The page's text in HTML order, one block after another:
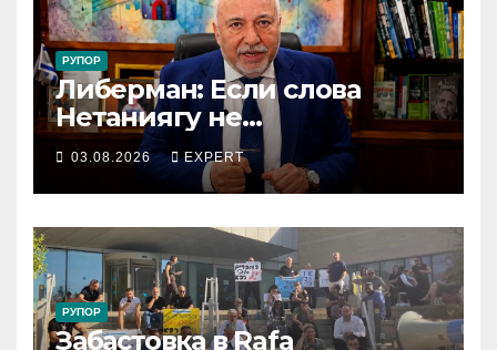
РУПОР
Либерман: Если слова
Нетаниягу не
предвыборный трюк, пусть
докажет это делом
03.08.2026 EXPERT
РУПОР
Забастовка в Rafa